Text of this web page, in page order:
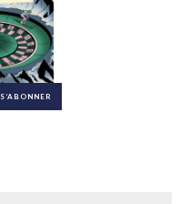
S’ABONNER